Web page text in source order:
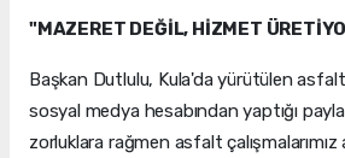
"MAZERET DEĞİL, HİZMET
Başkan Dutlulu, Kula'da yürütülen asfalt
sosyal medya hesabından yaptığı
zorluklara rağmen asfalt çalışmalarımız